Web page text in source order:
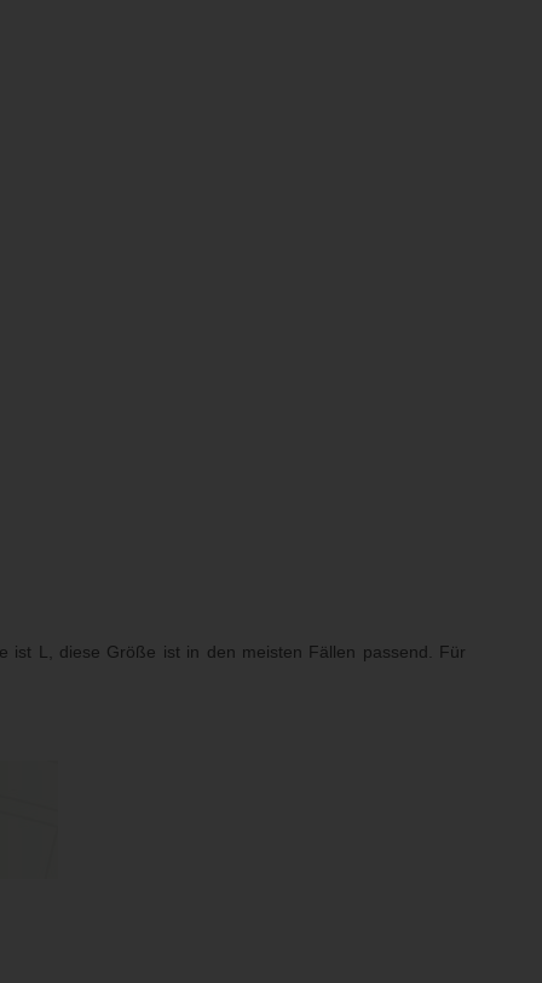
ist L, diese Größe ist in den meisten Fällen passend. Für